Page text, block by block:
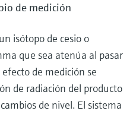
de medición
isótopo de cesio o
que sea atenúa al pasar
de medición se
de radiación del producto
de nivel. El sistema